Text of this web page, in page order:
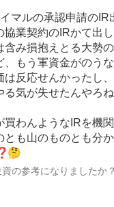
マルの承認申請の IR
業契約のIRかて出し
含み損抱えとる大勢
、もう軍資金がのう
は反応せんかったし
る気が失せたんやろ
買わんようなIRを機
とも山のものとも分
資の参考になりましたか？